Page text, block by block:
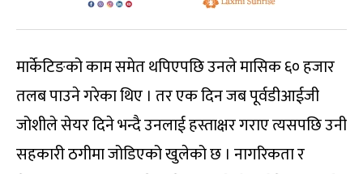
मार्केटिङको काम समेत थपिएपछि उनले मासिक ६० हजार
तलब पाउने गरेका थिए । तर एक दिन जब पूर्वडीआईजी
जोशीले सेयर दिने भन्दै उनलाई हस्ताक्षर गराए त्यसपछि उनी
सहकारी ठगीमा जोडिएको खुलेको छ । नागरिकता र